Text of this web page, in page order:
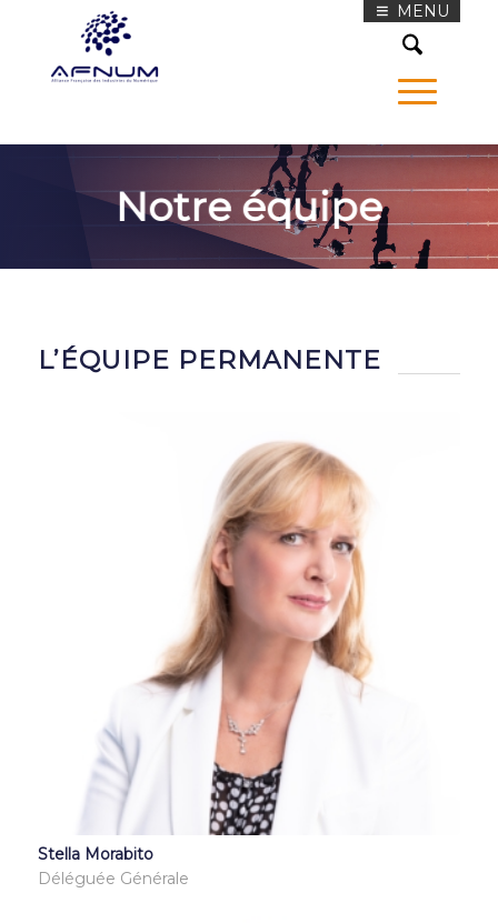
MENU
Notre équipe
L’ÉQUIPE PERMANENTE
Stella Morabito
Déléguée Générale